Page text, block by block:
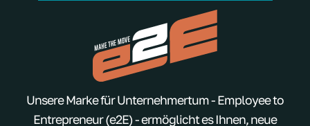
Unsere Marke für Unternehmertum - Employee to
Entrepreneur (e2E) - ermöglicht es Ihnen, neue